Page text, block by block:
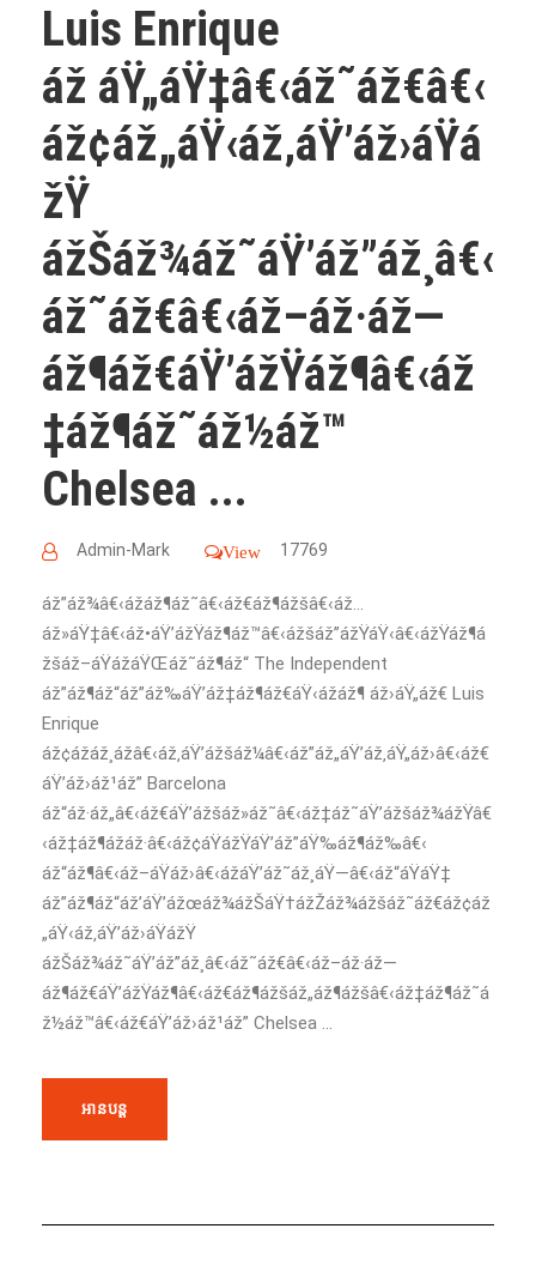
Luis Enrique
áž áŸ„áŸ‡â€‹áž˜áž€â€‹
áž¢áž„áŸ‹áž‚áŸ’áž›áŸá
žŸ
ážŠáž¾áž˜áŸ’áž”áž¸â€‹
áž˜áž€â€‹áž–áž·áž—
áž¶áž€áŸ’ážŸáž¶â€‹áž
‡áž¶áž˜áž½áž™
Chelsea ...
Admin-Mark View 17769
áž”áž¾â€‹ážáž¶áž˜â€‹áž€áž¶ážšâ€‹áž…
áž»áŸ‡â€‹áž•áŸ’ážŸáž¶áž™â€‹ážšáž”ážŸáŸ‹â€‹ážŸáž¶á
žšáž–áŸážáŸŒáž˜áž¶áž“ The Independent
áž”áž¶áž“áž”áž‰áŸ’áž‡áž¶áž€áŸ‹ážáž¶ áž›áŸ„áž€ Luis
Enrique
áž¢ážáž¸ážâ€‹áž‚áŸ’ážšáž¼â€‹áž”áž„áŸ’áž‚áŸ„áž›â€‹áž€
áŸ’áž›áž¹áž” Barcelona
áž“áž·áž„â€‹áž€áŸ’ážšáž»áž˜â€‹áž‡áž˜áŸ’ážšáž¾ážŸâ€
‹áž‡áž¶ážáž·â€‹áž¢áŸážŸáŸ’áž”áŸ‰áž¶áž‰â€‹
áž“áž¶â€‹áž–áŸáž›â€‹ážáŸ’áž˜áž¸áŸ—â€‹áž“áŸáŸ‡
áž”áž¶áž“áž’áŸ’ážœáž¾ážŠáŸ†ážŽáž¾ážšáž˜áž€áž¢áž
„áŸ‹áž‚áŸ’áž›áŸážŸ
ážŠáž¾áž˜áŸ’áž”áž¸â€‹áž˜áž€â€‹áž–áž·áž—
áž¶áž€áŸ’ážŸáž¶â€‹áž€áž¶ážšáž„áž¶ážšâ€‹áž‡áž¶áž˜á
ž½áž™â€‹áž€áŸ’áž›áž¹áž” Chelsea ...
អានបន្ត